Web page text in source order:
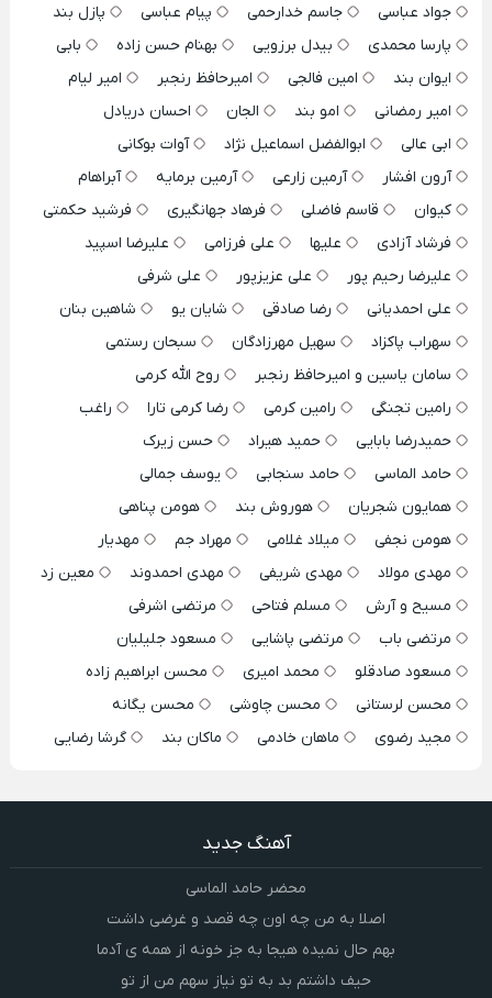
جواد عباسی جاسم خدارحمی پیام عباسی
پازل بند
پارسا محمدی
بیدل برزویی بهنام حسن زاده
بابی
ایوان بند
امین فالجی امیرحافظ رنجبر
امیر لیام
امیر رمضانی
امو بند الجان
احسان دریادل
ابی عالی
ابوالفضل اسماعیل نژاد
آوات بوکانی
آرون افشار
آرمین زارعی آرمین برمایه
آبراهام
کیوان
قاسم فاضلی فرهاد جهانگیری
فرشید حکمتی
فرشاد آزادی
علیها علی فرزامی
علیرضا اسپید
علیرضا رحیم پور
علی عزیزپور
علی شرفی
علی احمدیانی
رضا صادقی شایان یو
شاهین بنان
سهراب پاکزاد
سهیل مهرزادگان
سبحان رستمی
سامان یاسین و امیرحافظ رنجبر
روح الله کرمی
رامین تجنگی
رامین کرمی رضا کرمی تارا
راغب
حمیدرضا بابایی
حمید هیراد
حسن زیرک
حامد الماسی
حامد سنجابی
یوسف جمالی
همایون شجریان
هوروش بند
هومن پناهی
هومن نجفی
میلاد غلامی مهراد جم
مهدیار
مهدی مولاد
مهدی شریفی مهدی احمدوند
معین زد
مسیح و آرش
مسلم فتاحی
مرتضی اشرفی
مرتضی باب
مرتضی پاشایی
مسعود جلیلیان
مسعود صادقلو
محمد امیری
محسن ابراهیم زاده
محسن لرستانی
محسن چاوشی
محسن یگانه
مجید رضوی
ماهان خادمی ماکان بند گرشا رضایی
آهنگ جدید
محضر حامد الماسی
اصلا به من چه اون چه قصد و غرضی داشت
بهم حال نمیده هیجا به جز خونه از همه ی آدما
حیف داشتم بد به تو نیاز سهم من از تو